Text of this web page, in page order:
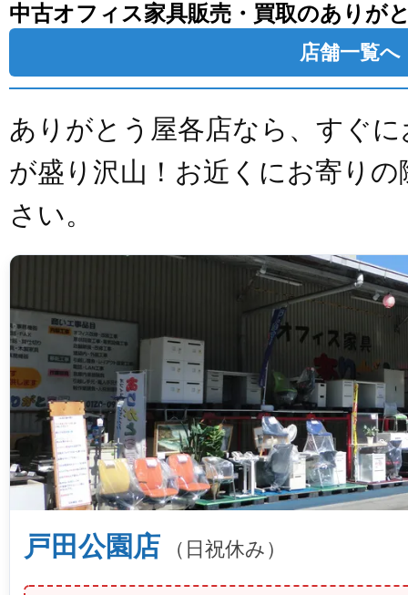
中古オフィス家具販売・買取のありが
店舗一覧へ
ありがとう屋各店なら、すぐ
が盛り沢山！お近くにお寄り
さい。
戸田公園店 （日祝休み）